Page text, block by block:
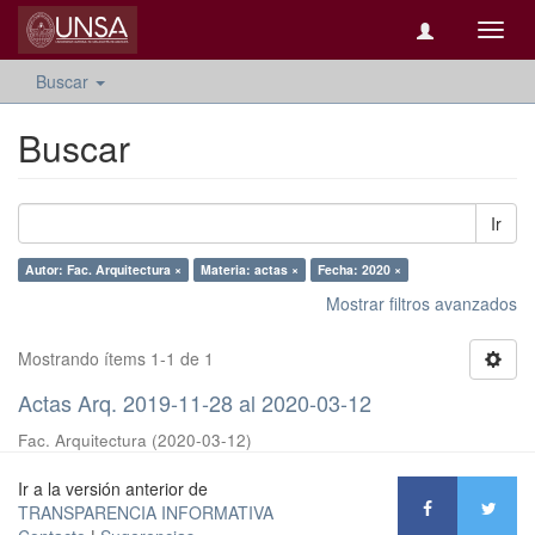
Buscar
Buscar
Ir
Autor: Fac. Arquitectura × Materia: actas × Fecha: 2020 ×
Mostrar filtros avanzados
Mostrando ítems 1-1 de 1
Actas Arq. 2019-11-28 al 2020-03-12
Fac. Arquitectura (2020-03-12)
Ir a la versión anterior de
TRANSPARENCIA INFORMATIVA